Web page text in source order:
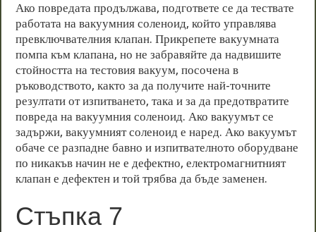
Ако повредата продължава, подгответе се да тествате
работата на вакуумния соленоид, който управлява
превключвателния клапан. Прикрепете вакуумната
помпа към клапана, но не забравяйте да надвишите
стойността на тестовия вакуум, посочена в
ръководството, както за да получите най-точните
резултати от изпитването, така и за да предотвратите
повреда на вакуумния соленоид. Ако вакуумът се
задържи, вакуумният соленоид е наред. Ако вакуумът
обаче се разпадне бавно и изпитвателното оборудване
по никакъв начин не е дефектно, електромагнитният
клапан е дефектен и той трябва да бъде заменен.
Стъпка 7